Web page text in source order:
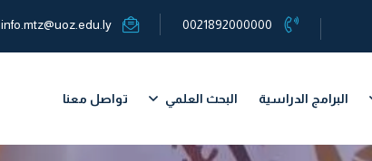
0021892000000
info.mtz@uoz.edu.ly
البرامج الدراسية البحث العلمي تواصل معنا